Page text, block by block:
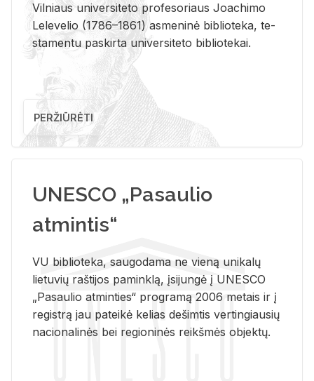
Vil­niaus uni­ver­si­te­to pro­fe­so­riaus Jo­a­chi­mo
Le­le­ve­lio (1786–1861) as­me­ni­nė bi­b­lio­te­ka, te­
sta­men­tu pa­skir­ta uni­ver­si­te­to bi­b­lio­te­kai.
PERŽIŪRĖTI
UNESCO „Pasaulio
atmintis“
VU biblioteka, saugodama ne vieną unikalų
lietuvių raštijos paminklą, įsijungė į UNESCO
„Pasaulio atminties“ programą 2006 metais ir į
registrą jau pateikė kelias dešimtis vertingiausių
nacionalinės bei regioninės reikšmės objektų.